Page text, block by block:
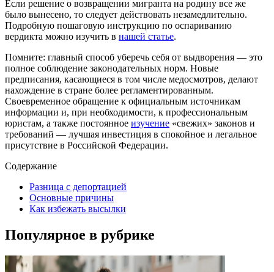
Если решение о возвращении мигранта на родину все же
было вынесено, то следует действовать незамедлительно.
Подробную пошаговую инструкцию по оспариванию
вердикта можно изучить в нашей статье.
Помните: главный способ уберечь себя от выдворения — это
полное соблюдение законодательных норм. Новые
предписания, касающиеся в том числе медосмотров, делают
нахождение в стране более регламентированным.
Своевременное обращение к официальным источникам
информации и, при необходимости, к профессиональным
юристам, а также постоянное изучение «свежих» законов и
требований — лучшая инвестиция в спокойное и легальное
присутствие в Российской Федерации.
Содержание
Разница с депортацией
Основные причины
Как избежать высылки
Популярное в рубрике